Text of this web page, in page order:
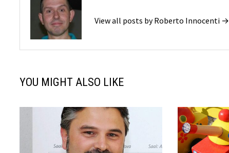
View all posts by Roberto Innocenti →
YOU MIGHT ALSO LIKE